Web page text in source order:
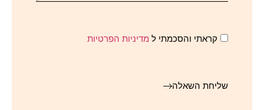
קראתי והסכמתי ל מדיניות הפרטיות
שליחת השאלה